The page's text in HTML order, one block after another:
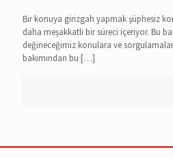
Bir konuya girizgah yapmak şüphesiz
daha meşakkatli bir süreci içeriyor. Bu
değineceğimiz konulara ve
bakımından bu […]